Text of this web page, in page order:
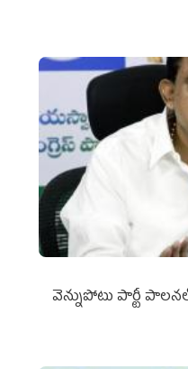
వెన్నుపోటు పార్టీ